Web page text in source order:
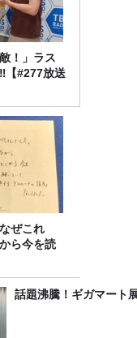
！」ラス
【#277放送
ぜこれ
ら今を読
話題沸騰！ギガマート